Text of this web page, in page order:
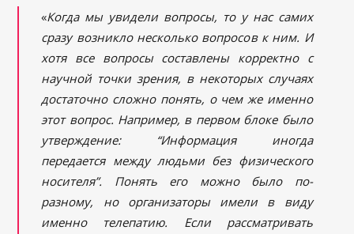
«Когда мы увидели вопросы, то у нас самих
сразу возникло несколько вопросов к ним. И
хотя все вопросы составлены корректно с
научной точки зрения, в некоторых случаях
достаточно сложно понять, о чем же именно
этот вопрос. Например, в первом блоке было
утверждение: “Информация иногда
передается между людьми без физического
носителя”. Понять его можно было по-
разному, но организаторы имели в виду
именно телепатию. Если рассматривать